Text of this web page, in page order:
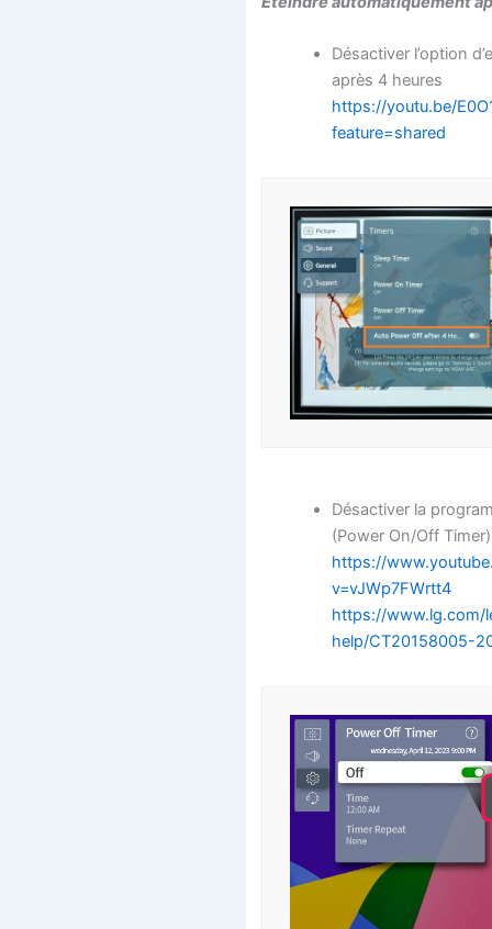
Désactiver l’option
après 4 heures
https://youtu.be/
feature=shared
Désactiver la
(Power On/Off Timer)
https://
v=vJWp7FWrtt4
https://www.lg.com/
help/CT20158005-